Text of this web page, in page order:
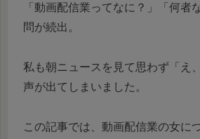
「動画配信業ってなに？」「何者
問が続出。
私も朝ニュースを見て思わず「え
声が出てしまいました。
この記事では、動画配信業の女に